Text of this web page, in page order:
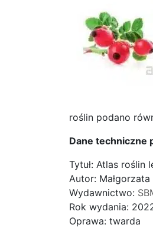
roślin podano
Dane techniczne
Tytuł: Atlas roślin
Autor:
Wydawnictwo:
Rok wydania:
Oprawa: twarda